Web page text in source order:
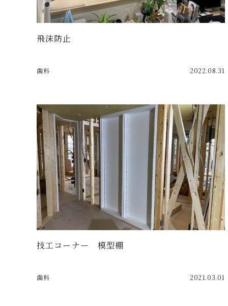
飛沫防止
歯科 2022.08.31
技工コーナー 模型棚
歯科 2021.03.01